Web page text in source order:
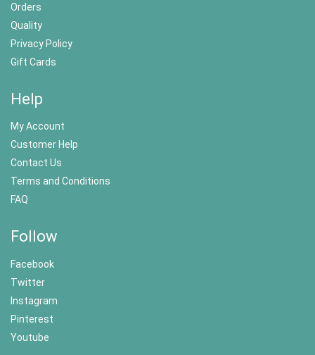
Orders
Quality
Privacy Policy
Gift Cards
Help
My Account
Customer Help
Contact Us
Terms and Conditions
FAQ
Follow
Facebook
Twitter
Instagram
Pinterest
Youtube